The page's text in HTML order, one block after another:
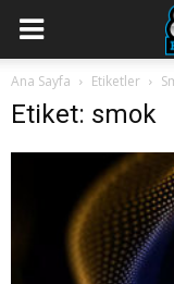
Ana Sayfa Etiketler
Etiket: smok